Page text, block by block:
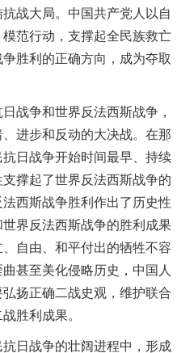
战大局。中国共产党人以自
范行动，支撑起全民族救亡
胜利的正确方向，成为夺取
争和世界反法西斯战争，
进步和反动的大决战。在那
日战争开始时间最早、持续
撑起了世界反法西斯战争的
西斯战争胜利作出了历史性
界反法西斯战争的胜利成果
自由、和平付出的牺牲不容
甚至美化侵略历史，中国人
扬正确二战史观，维护联合
胜利成果。
日战争的壮阔进程中，形成